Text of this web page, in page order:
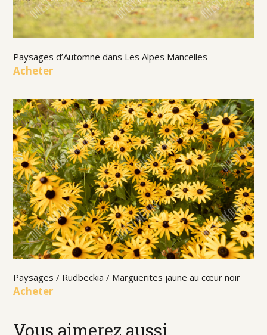
Paysages d’Automne dans Les Alpes Mancelles
Acheter
Paysages / Rudbeckia / Marguerites jaune au cœur noir
Acheter